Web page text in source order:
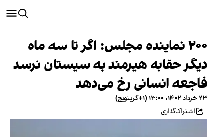
۲۰۰ نماینده مجلس: اگر تا سه ماه
دیگر حقابه هیرمند به سیستان نرسد
فاجعه انسانی رخ می‌دهد
۲۳ خرداد ۱۴۰۲، ۱۳:۰۰ (‎+۱ گرینویچ)
اشتراک‌گذاری